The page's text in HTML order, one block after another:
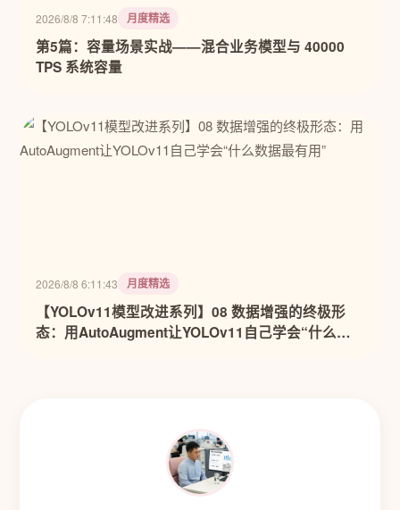
2026/8/8 7:11:48 月度精选
第5篇：容量场景实战——混合业务模型与 40000
TPS 系统容量
2026/8/8 6:11:43 月度精选
【YOLOv11模型改进系列】08 数据增强的终极形
态：用AutoAugment让YOLOv11自己学会“什么数